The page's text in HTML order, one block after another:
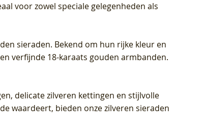
voor zowel speciale gelegenheden als
sieraden. Bekend om hun rijke kleur en
verfijnde 18-karaats gouden armbanden.
delicate zilveren kettingen en stijlvolle
waardeert, bieden onze zilveren sieraden